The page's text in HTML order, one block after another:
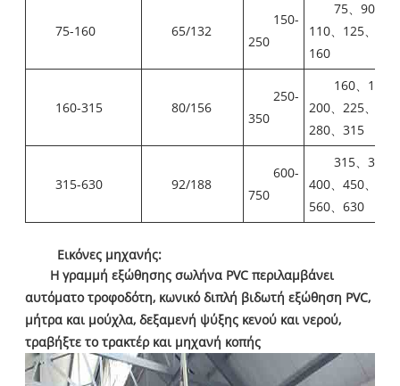
75-160 65/132
150-
250
75、90、
110、125、
160
160-315 80/156
250-
350
160、180
200、225、
280、315
315-630 92/188
600-
750
315、355
400、450、
560、630
Εικόνες μηχανής:
Η γραμμή εξώθησης σωλήνα PVC περιλαμβάνει
αυτόματο τροφοδότη, κωνικό διπλή βιδωτή εξώθηση PVC,
μήτρα και μούχλα, δεξαμενή ψύξης κενού και νερού,
τραβήξτε το τρακτέρ και μηχανή κοπής